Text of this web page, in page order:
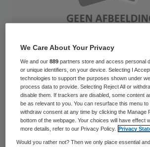
Het opheffen van de
arbozorg en curatieve zorg
ziekteverzuim en minder
arbeidsongeschiktheid een
per jaar opleveren. Dit stelt
We Care About Your Privacy
We and our889 partners store and access personal
or unique identifiers, on your device. Selecting I
technologies to support the purposes shown under
process data to provide. Selecting Reject All or
disable them. If trackers are disabled, some content
be as relevant to you. You can resurface this menu
withdraw consent at any time by clicking the Manage
bottom of the webpage. Your choices will have effect
more details, refer to our Privacy Policy.
Privacy
Would you rather not? Then we only place essential